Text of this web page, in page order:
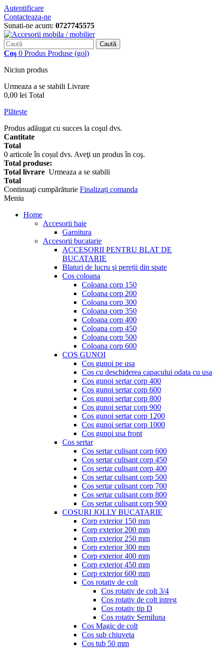
Autentificare
Contacteaza-ne
Sunati-ne acum: 0727745575
Caută
Coş 0 Produs Produse (gol)
Niciun produs
Urmeaza a se stabili Livrare
0,00 lei Total
Plăteşte
Produs adăugat cu succes la coşul dvs.
Cantitate
Total
0 articole în coșul dvs. Aveţi un produs în coş.
Total produse:
Total livrare Urmeaza a se stabili
Total
Continuaţi cumpărăturie Finalizați comanda
Meniu
Home
Accesorii baie
Garnitura
Accesorii bucatarie
ACCESORII PENTRU BLAT DE
BUCATARIE
Blaturi de lucru şi pereții din spate
Cos coloana
Coloana corp 150
Coloana corp 200
Coloana corp 300
Coloana corp 350
Coloana corp 400
Coloana corp 450
Coloana corp 500
Coloana corp 600
COS GUNOI
Cos gunoi pe usa
Cos cu deschiderea capacului odata cu usa
Cos gunoi sertar corp 400
Cos gunoi sertar corp 600
Cos gunoi sertar corp 800
Cos gunoi sertar corp 900
Cos gunoi sertar corp 1200
Cos gunoi sertar corp 1000
Cos gunoi usa front
Cos sertar
Cos sertar culisant corp 600
Cos sertar culisant corp 450
Cos sertar culisant corp 400
Cos sertar culisant corp 500
Cos sertar culisant corp 700
Cos sertar culisant corp 800
Cos sertar culisant corp 900
COSURI JOLLY BUCATARIE
Corp exterior 150 mm
Corp exterior 200 mm
Corp exterior 250 mm
Corp exterior 300 mm
Corp exterior 400 mm
Corp exterior 450 mm
Corp exterior 600 mm
Cos rotativ de colt
Cos rotativ de colt 3/4
Cos rotativ de colt intreg
Cos rotativ tip D
Cos rotativ Semiluna
Cos Magic de colt
Cos sub chiuveta
Cos tub 50 mm